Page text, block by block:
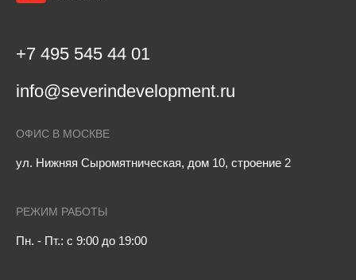
+7 495 545 44 01
info@severindevelopment.ru
ОФИС В МОСКВЕ
ул. Нижняя Сыромятническая, дом 10, строение 2
РЕЖИМ РАБОТЫ
Пн. - Пт.: с 9:00 до 19:00